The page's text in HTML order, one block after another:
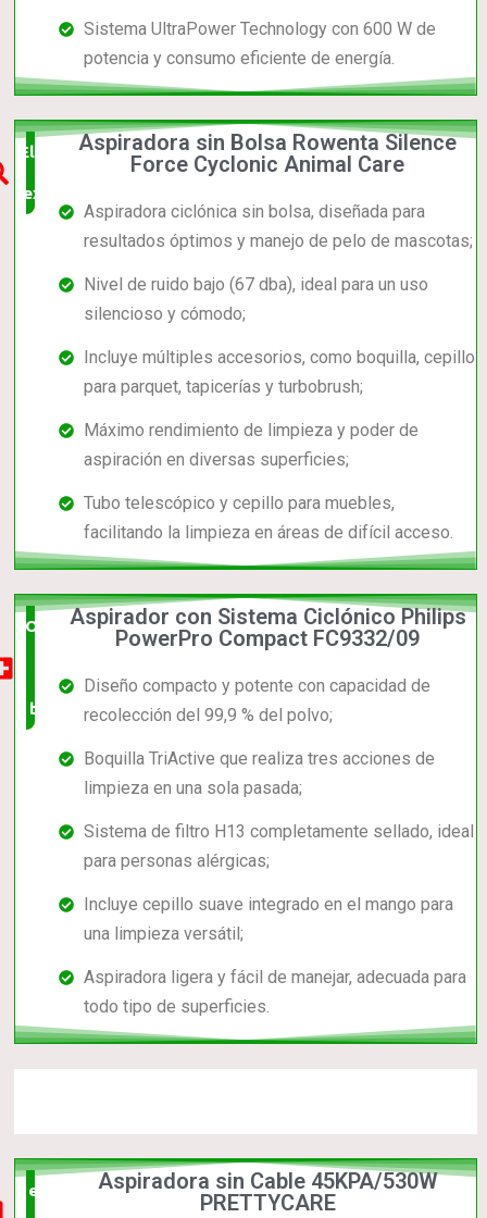
Sistema UltraPower Technology con 600 W de
potencia y consumo eficiente de energía.
Elección
experta
Aspiradora sin Bolsa Rowenta Silence
Force Cyclonic Animal Care
Aspiradora ciclónica sin bolsa, diseñada para
resultados óptimos y manejo de pelo de mascotas;
Nivel de ruido bajo (67 dba), ideal para un uso
silencioso y cómodo;
Incluye múltiples accesorios, como boquilla, cepillo
para parquet, tapicerías y turbobrush;
Máximo rendimiento de limpieza y poder de
aspiración en diversas superficies;
Tubo telescópico y cepillo para muebles,
facilitando la limpieza en áreas de difícil acceso.
Opción
buena
Aspirador con Sistema Ciclónico Philips
PowerPro Compact FC9332/09
Diseño compacto y potente con capacidad de
recolección del 99,9 % del polvo;
Boquilla TriActive que realiza tres acciones de
limpieza en una sola pasada;
Sistema de filtro H13 completamente sellado, ideal
para personas alérgicas;
Incluye cepillo suave integrado en el mango para
una limpieza versátil;
Aspiradora ligera y fácil de manejar, adecuada para
todo tipo de superficies.
el mas
Aspiradora sin Cable 45KPA/530W
PRETTYCARE